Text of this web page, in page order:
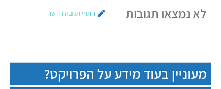
לא נמצאו תגובות הוסף תגובה חדשה
מעוניין בעוד מידע על הפרויקט?